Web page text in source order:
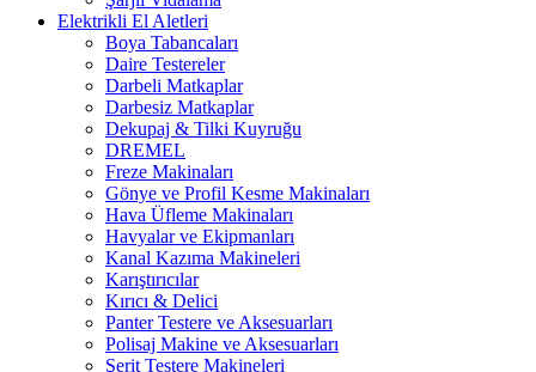
Elektrikli El Aletleri
Boya Tabancaları
Daire Testereler
Darbeli Matkaplar
Darbesiz Matkaplar
Dekupaj & Tilki Kuyruğu
DREMEL
Freze Makinaları
Gönye ve Profil Kesme Makinaları
Hava Üfleme Makinaları
Havyalar ve Ekipmanları
Kanal Kazıma Makineleri
Karıştırıcılar
Kırıcı & Delici
Panter Testere ve Aksesuarları
Polisaj Makine ve Aksesuarları
Şerit Testere Makineleri